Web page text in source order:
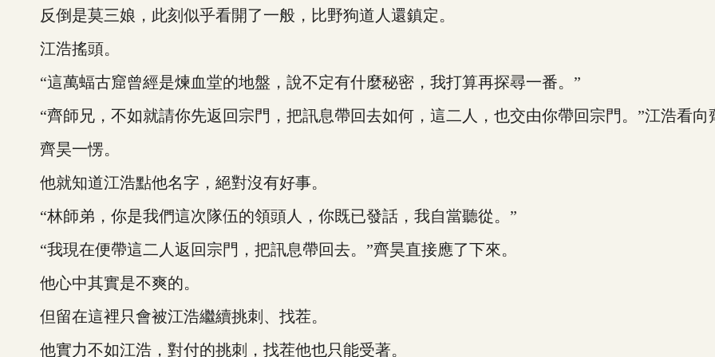
反倒是莫三娘，此刻似乎看開了一般，比野狗道人還鎮定。
江浩搖頭。
“這萬蝠古窟曾經是煉血堂的地盤，說不定有什麼秘密，我打算再探尋一番。”
“齊師兄，不如就請你先返回宗門，把訊息帶回去如何，這二人，也交由你帶回宗門。”江浩看向
齊昊一愣。
他就知道江浩點他名字，絕對沒有好事。
“林師弟，你是我們這次隊伍的領頭人，你既已發話，我自當聽從。”
“我現在便帶這二人返回宗門，把訊息帶回去。”齊昊直接應了下來。
他心中其實是不爽的。
但留在這裡只會被江浩繼續挑刺、找茬。
他實力不如江浩，對付的挑刺，找茬他也只能受著。